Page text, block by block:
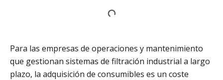
Para las empresas de operaciones y mantenimiento
que gestionan sistemas de filtración industrial a largo
plazo, la adquisición de consumibles es un coste